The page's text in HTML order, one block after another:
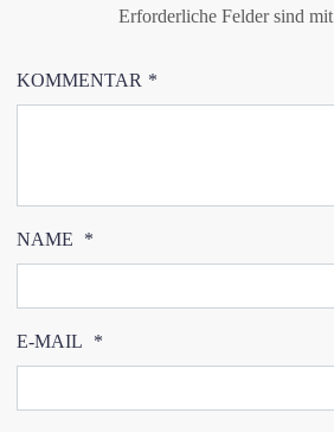
Erforderliche Felder sind mit
KOMMENTAR *
NAME *
E-MAIL *